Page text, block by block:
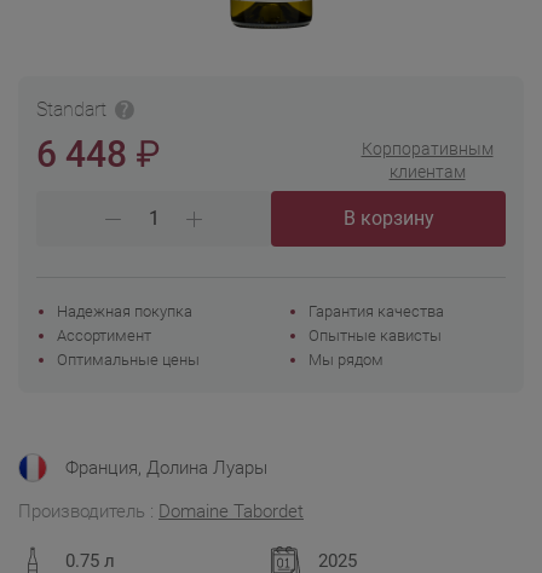
Франция, Долина Луары
Производитель : Domaine Tabordet
0.75 л 2025
Standart
6 448 ₽
Корпоративным
клиентам
В корзину
Надежная покупка
Гарантия качества
Ассортимент
Опытные кависты
Оптимальные цены
Мы рядом